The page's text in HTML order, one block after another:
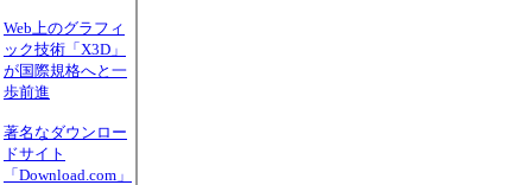
Web上のグラフィ
ック技術「X3D」
が国際規格へと一
歩前進
著名なダウンロー
ドサイト
「Download.com」